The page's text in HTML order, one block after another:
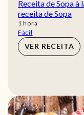
Receita de Sopa
receita de Sopa
1 hora
hora
Fácil
VER RECEITA